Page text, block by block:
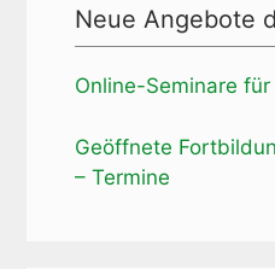
Neue Angebote
Online-Seminare
Geöffnete
– Termine